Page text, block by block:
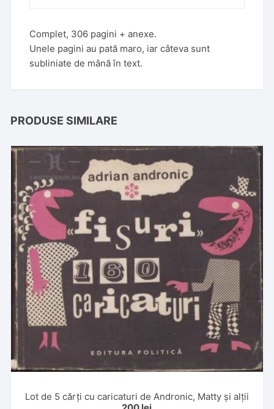
Complet, 306 pagini + anexe.
Unele pagini au pată maro, iar câteva sunt
subliniate de mână în text.
PRODUSE SIMILARE
Lot de 5 cărți cu caricaturi de Andronic, Matty și alții